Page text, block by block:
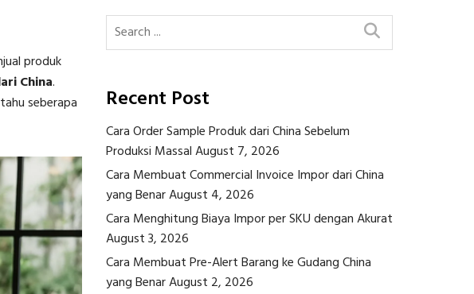
produk
China.
seberapa
Recent Post
Cara Order Sample Produk dari China Sebelum
Produksi MassalAugust 7, 2026
Cara Membuat Commercial Invoice Impor dari China
yang BenarAugust 4, 2026
Cara Menghitung Biaya Impor per SKU dengan Akurat
August 3, 2026
Cara Membuat Pre-Alert Barang ke Gudang China
yang BenarAugust 2, 2026